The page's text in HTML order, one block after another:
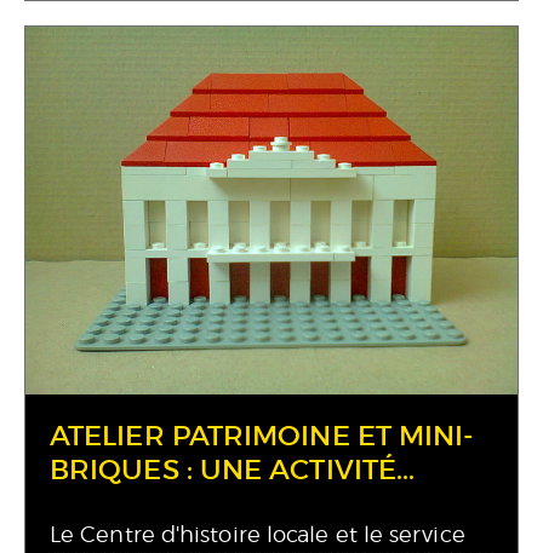
ATELIER PATRIMOINE ET MINI-
BRIQUES : UNE ACTIVITÉ...
Le Centre d'histoire locale et le service